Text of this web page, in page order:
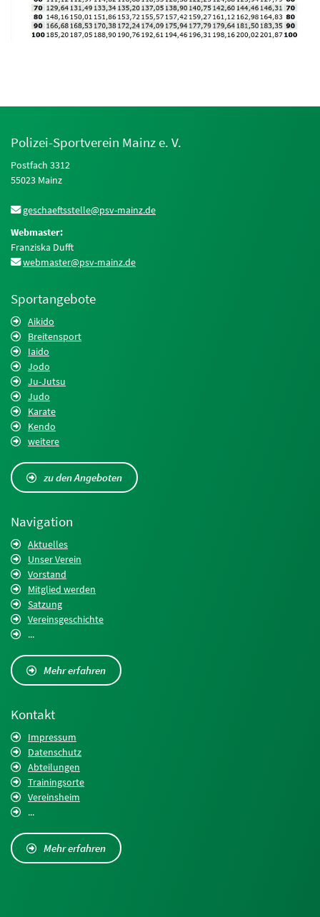
Polizei-Sportverein Mainz e. V.
Postfach 3312
55023 Mainz
geschaeftsstelle@psv-mainz.de
Webmaster:
Franziska Dufft
webmaster@psv-mainz.de
Sportangebote
Aikido
Breitensport
Iaido
Jodo
Ju-Jutsu
Judo
Karate
Kendo
weitere
zu den Angeboten
Navigation
Aktuelles
Unser Verein
Vorstand
Mitglied werden
Satzung
Vereinsgeschichte
...
Mehr erfahren
Kontakt
Impressum
Datenschutz
Abteilungen
Trainingsorte
Vereinsheim
...
Mehr erfahren